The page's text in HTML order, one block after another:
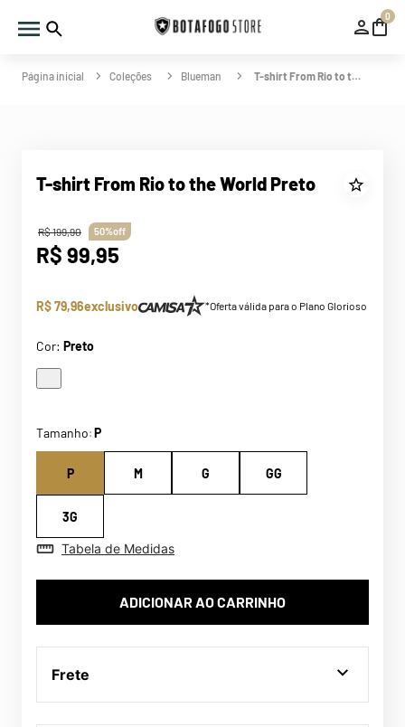
0
Coleções Blueman T-shirt From Rio to the World Preto
T-shirt From Rio to the World Preto
R$199,90 50%off
R$ 99,95
R$ 79,96exclusivo *Oferta válida para o Plano Glorioso
Cor: Preto
Tamanho: P
3G
G GG
M
P
Tabela de Medidas
ADICIONAR AO CARRINHO
Frete